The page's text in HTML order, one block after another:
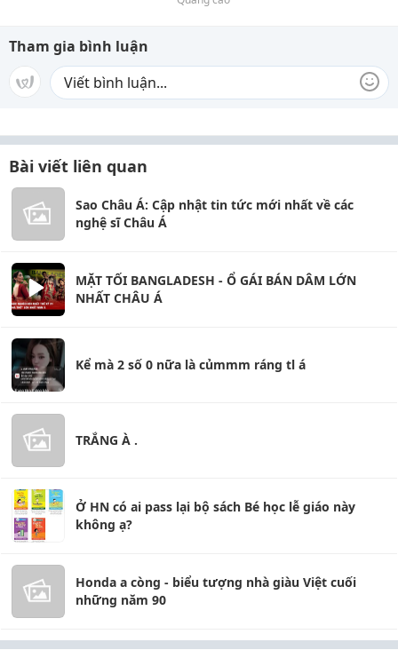
Tham gia bình luận
Bài viết liên quan
Sao Châu Á: Cập nhật tin tức mới nhất về các
nghệ sĩ Châu Á
MẶT TỐI BANGLADESH - Ổ GÁI BÁN DÂM LỚN
NHẤT CHÂU Á
Kể mà 2 số 0 nữa là củmmm ráng tl á
TRẮNG À .
Ở HN có ai pass lại bộ sách Bé học lễ giáo này
không ạ?
Honda a còng - biểu tượng nhà giàu Việt cuối
những năm 90